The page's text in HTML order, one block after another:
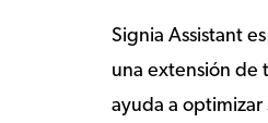
Signia Assistant
una extensión de
ayuda a